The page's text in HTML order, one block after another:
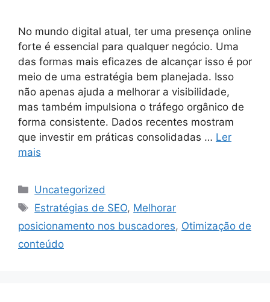
No mundo digital atual, ter uma presença online
forte é essencial para qualquer negócio. Uma
das formas mais eficazes de alcançar isso é por
meio de uma estratégia bem planejada. Isso
não apenas ajuda a melhorar a visibilidade,
mas também impulsiona o tráfego orgânico de
forma consistente. Dados recentes mostram
que investir em práticas consolidadas … Ler
mais
Categorias
Uncategorized
Tags
Estratégias de SEO, Melhorar
posicionamento nos buscadores, Otimização de
conteúdo